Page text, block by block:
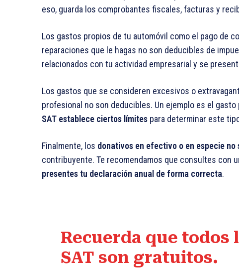
eso, guarda los comprobantes fiscales,facturas y
Los gastos propios de tu automóvil como el pago de
reparaciones que le hagas no son deducibles de
relacionados con tu actividad empresarial y se
Los gastos que se consideren excesivos o
profesional no son deducibles. Un ejemplo es el gasto
SAT establece ciertos límites para determinar este
Finalmente, los donativos en efectivo o en especie no
contribuyente. Te recomendamos que consultes con
presentes tu declaración anual de forma correcta.
Recuerda que todos
SAT son gratuitos.